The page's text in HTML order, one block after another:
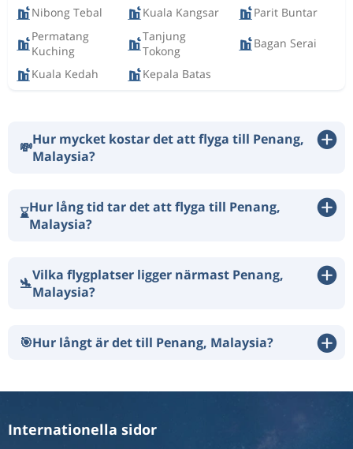
Nibong Tebal Kuala Kangsar
Parit Buntar
Permatang
Kuching
Tanjung
Tokong
Bagan Serai
Kuala Kedah Kepala Batas
💸Hur mycket kostar det att flyga till Penang,
Malaysia?
⌛Hur lång tid tar det att flyga till Penang,
Malaysia?
🛬Vilka flygplatser ligger närmast Penang,
Malaysia?
🎯Hur långt är det till Penang, Malaysia?
Internationella sidor